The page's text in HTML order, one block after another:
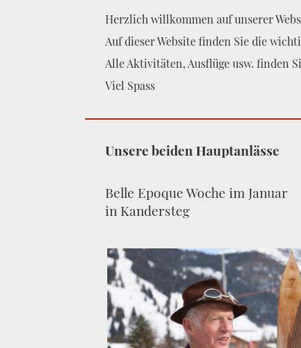
Herzlich willkommen auf unserer
Auf dieser Website finden Sie die
Alle Aktivitäten, Ausflüge usw. finden
Viel Spass
Unsere beiden Hauptanlässe
Belle Epoque Woche im Januar
in Kandersteg